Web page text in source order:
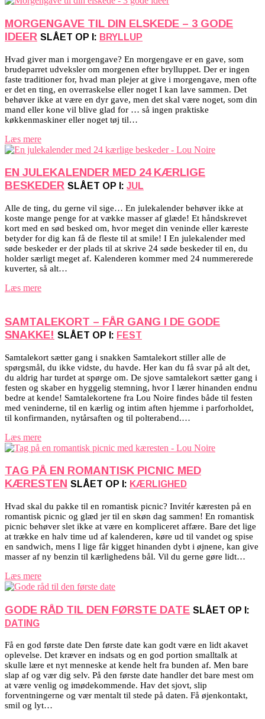
MORGENGAVE TIL DIN ELSKEDE – 3 GODE
IDEER SLÅET OP I: BRYLLUP
Hvad giver man i morgengave? En morgengave er en gave, som
brudeparret udveksler om morgenen efter brylluppet. Der er ingen
faste traditioner for, hvad man plejer at give i morgengave, men ofte
er det en ting, en overraskelse eller noget I kan lave sammen. Det
behøver ikke at være en dyr gave, men det skal være noget, som din
mand eller kone vil blive glad for … så ingen praktiske
køkkenmaskiner eller noget tøj til…
Læs mere
EN JULEKALENDER MED 24 KÆRLIGE
BESKEDER SLÅET OP I: JUL
Alle de ting, du gerne vil sige… En julekalender behøver ikke at
koste mange penge for at vække masser af glæde! Et håndskrevet
kort med en sød besked om, hvor meget din veninde eller kæreste
betyder for dig kan få de fleste til at smile! I En julekalender med
søde beskeder er der plads til at skrive 24 søde beskeder til en, du
holder særligt meget af. Kalenderen kommer med 24 nummererede
kuverter, så alt…
Læs mere
SAMTALEKORT – FÅR GANG I DE GODE
SNAKKE! SLÅET OP I: FEST
Samtalekort sætter gang i snakken Samtalekort stiller alle de
spørgsmål, du ikke vidste, du havde. Her kan du få svar på alt det,
du aldrig har turdet at spørge om. De sjove samtalekort sætter gang i
festen og skaber en hyggelig stemning, hvor I lærer hinanden endnu
bedre at kende! Samtalekortene fra Lou Noire findes både til festen
med veninderne, til en kærlig og intim aften hjemme i parforholdet,
til konfirmanden, nytårsaften og til polterabend.…
Læs mere
TAG PÅ EN ROMANTISK PICNIC MED
KÆRESTEN SLÅET OP I: KÆRLIGHED
Hvad skal du pakke til en romantisk picnic? Invitér kæresten på en
romantisk picnic og glæd jer til en skøn dag sammen! En romantisk
picnic behøver slet ikke at være en kompliceret affære. Bare det lige
at trække en halv time ud af kalenderen, køre ud til vandet og spise
en sandwich, mens I lige får kigget hinanden dybt i øjnene, kan give
masser af ny benzin til kærlighedens bål. Vil du gerne gøre lidt…
Læs mere
GODE RÅD TIL DEN FØRSTE DATE SLÅET OP I:
DATING
Få en god første date Den første date kan godt være en lidt akavet
oplevelse. Det kræver en indsats og en god portion smalltalk at
skulle lære et nyt menneske at kende helt fra bunden af. Men bare
slap af og vær dig selv. På den første date handler det bare mest om
at være venlig og imødekommende. Hav det sjovt, slip
forventningerne og vær mentalt til stede på daten. Få øjenkontakt,
smil og lyt…